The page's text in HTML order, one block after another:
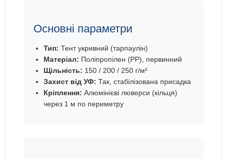
Основні параметри
Тип: Тент укривний (тарпаулін)
Матеріал: Поліпропілен (PP), первинний
Щільність: 150 / 200 / 250 г/м²
Захист від УФ: Так, стабілізована присадка
Кріплення: Алюмінієві люверси (кільця)
через 1 м по периметру